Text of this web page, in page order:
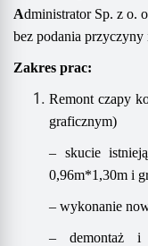
Administrator Sp. z o.
bez podania
Zakres prac:
Remont czapy
graficznym)
– skucie
0,96m*1,30m i
– wykonanie
– demontaż i